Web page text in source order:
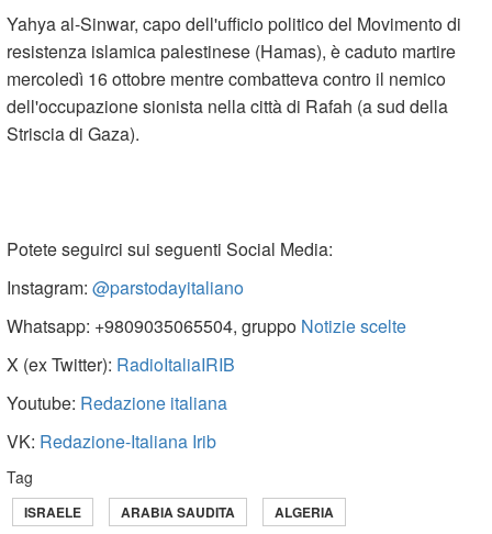
Yahya al-Sinwar, capo dell'ufficio politico del Movimento di
resistenza islamica palestinese (Hamas), è caduto martire
mercoledì 16 ottobre mentre combatteva contro il nemico
dell'occupazione sionista nella città di Rafah (a sud della
Striscia di Gaza).
Potete seguirci sui seguenti Social Media:
Instagram: @parstodayitaliano
Whatsapp: +9809035065504, gruppo Notizie scelte
X (ex Twitter): RadioItaliaIRIB
Youtube: Redazione italiana
VK: Redazione-Italiana Irib
Tag
ISRAELE ARABIA SAUDITA ALGERIA